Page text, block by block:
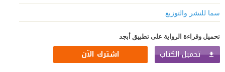
سما للنشر والتوزيع
تحميل وقراءة الرواية على تطبيق أبجد
تحميل الكتاب اشترك الآن